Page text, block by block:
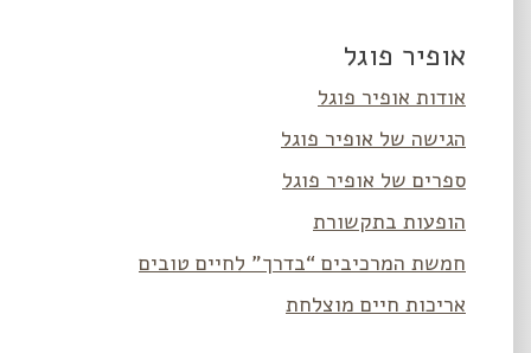
אופיר פוגל
אודות אופיר פוגל
הגישה של אופיר פוגל
ספרים של אופיר פוגל
הופעות בתקשורת
חמשת המרכיבים “בדרך” לחיים טובים
אריכות חיים מוצלחת